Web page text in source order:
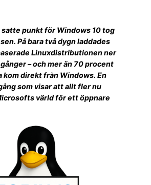
punkt för Windows 10 tog
På bara två dygn laddades
Linuxdistributionen ner
– och mer än 70 procent
kom direkt från Windows. En
som visar att allt fler nu
värld för ett öppnare